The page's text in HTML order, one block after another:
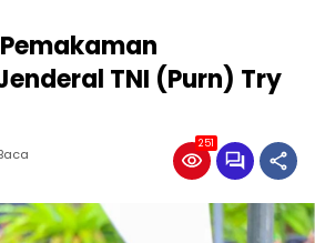
TNI (Purn) Try
251